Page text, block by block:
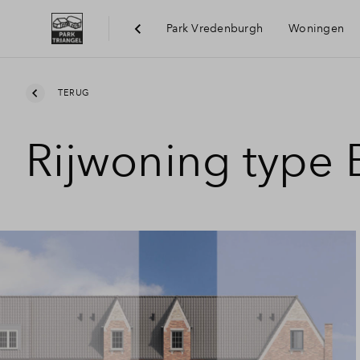
Park Vredenburgh Woningen
TERUG
Rijwoning type